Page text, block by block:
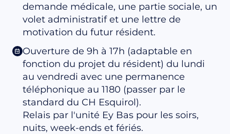
demande médicale, une partie sociale, un
volet administratif et une lettre de
motivation du futur résident.
Ouverture de 9h à 17h (adaptable en
fonction du projet du résident) du lundi
au vendredi avec une permanence
téléphonique au 1180 (passer par le
standard du CH Esquirol).
Relais par l'unité Ey Bas pour les soirs,
nuits, week-ends et fériés.